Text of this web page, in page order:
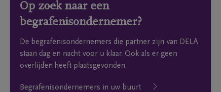
Op zoek naar een
begrafenisondernemer?
De begrafenisondernemers die partner zijn van DELA
staan dag en nacht voor u klaar. Ook als er geen
overlijden heeft plaatsgevonden.
Begrafenisondernemers in uw buurt